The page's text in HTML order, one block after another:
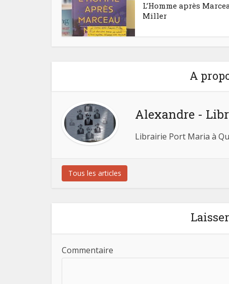
L’Homme après
Miller
A
Alexandre -
Librairie Port Maria à
Tous les articles
Commentaire